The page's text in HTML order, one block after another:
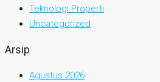
Teknologi Properti
Uncategorized
Arsip
Agustus 2026